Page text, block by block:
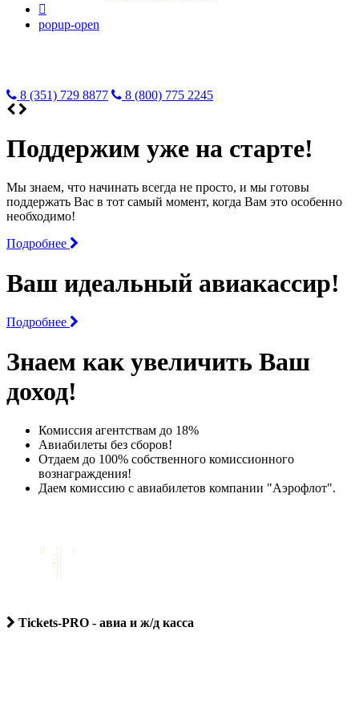

popup-open
8 (351) 729 8877 8 (800) 775 2245
Поддержим уже на старте!
Мы знаем, что начинать всегда не просто, и мы готовы
поддержать Вас в тот самый момент, когда Вам это особенно
необходимо!
Подробнее
Ваш идеальный авиакассир!
Подробнее
Знаем как увеличить Ваш
доход!
Комиссия агентствам до 18%
Авиабилеты без сборов!
Отдаем до 100% собственного комиссионного
вознаграждения!
Даем комиссию с авиабилетов компании "Аэрофлот".
Tickets-PRO - авиа и ж/д касса